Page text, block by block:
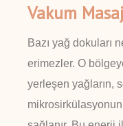
Vakum
Bazı yağ dokuları
erimezler. O
yerleşen yağların,